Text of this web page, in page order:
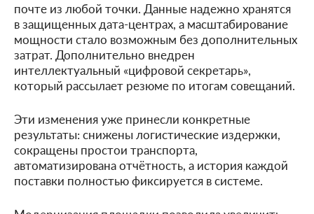
почте из любой точки. Данные надежно хранятся
в защищенных дата-центрах, а масштабирование
мощности стало возможным без дополнительных
затрат. Дополнительно внедрен
интеллектуальный «цифровой секретарь»,
который рассылает резюме по итогам совещаний.
Эти изменения уже принесли конкретные
результаты: снижены логистические издержки,
сокращены простои транспорта,
автоматизирована отчётность, а история каждой
поставки полностью фиксируется в системе.